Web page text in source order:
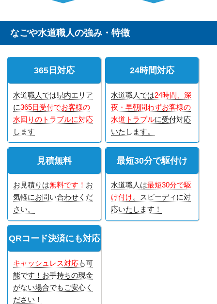
なごや水道職人の強み・特徴
365日対応
水道職人では県内エリア
に365日受付でお客様の
水回りのトラブルに対応
します
24時間対応
水道職人では24時間、深
夜・早朝問わずお客様の
水道トラブルに受付対応
いたします。
見積無料
お見積りは無料です！ お
気軽にお問い合わせくだ
さい。
最短30分で駆付け
水道職人は最短30分で駆
け付け。スピーディに対
応いたします！
QRコード決済にも対応
キャッシュレス対応も可
能です！お手持ちの現金
がない場合でもご安心く
ださい！